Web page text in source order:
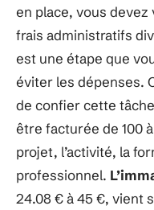
en place, vous devez
frais administratifs
est une étape que
éviter les dépenses.
de confier cette
être facturée de 100
projet, l’activité, la
professionnel.
24.08 € à 45 €, vient